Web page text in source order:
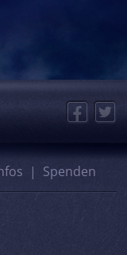
Facebook
Twitter
Spenden